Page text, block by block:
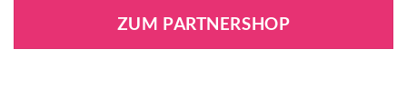
ZUM PARTNERSHOP